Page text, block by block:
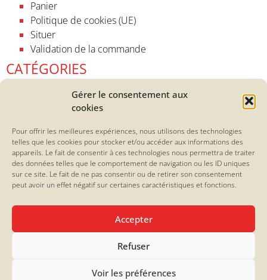
Gérer le consentement aux
cookies
Pour offrir les meilleures expériences, nous utilisons des technologies
telles que les cookies pour stocker et/ou accéder aux informations des
appareils. Le fait de consentir à ces technologies nous permettra de traiter
des données telles que le comportement de navigation ou les ID uniques
sur ce site. Le fait de ne pas consentir ou de retirer son consentement
peut avoir un effet négatif sur certaines caractéristiques et fonctions.
Accepter
Refuser
Voir les préférences
Panier
Politique de cookies (UE)
Situer
Validation de la commande
CATÉGORIES
Bières et vins
Confiseries
Confitures
Epicerie fine
Idées cadeaux
Nos compositions et douceurs de fin d'année
Nos douceurs à petits prix